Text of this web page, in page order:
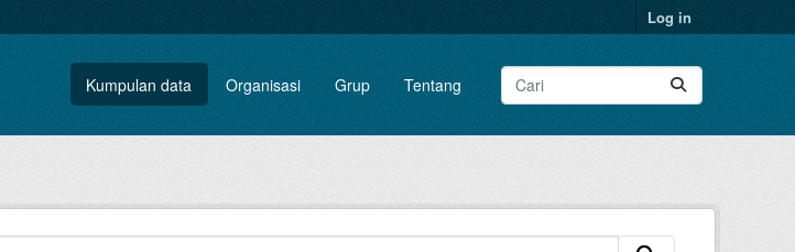
Log in
Kumpulan data Organisasi Grup Tentang